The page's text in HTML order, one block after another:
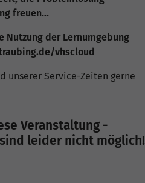
freuen...
der Lernumgebung
vhscloud
unserer Service-Zeiten gerne
Veranstaltung -
leider nicht möglich!